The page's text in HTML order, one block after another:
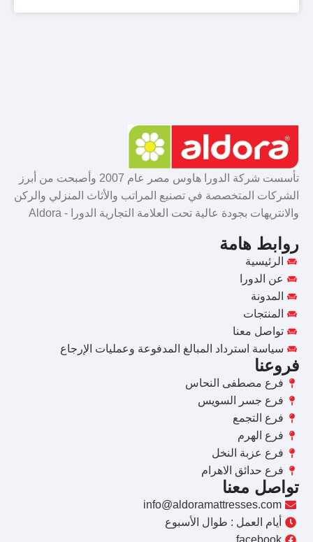
تأسست شركة الدورا هاوس مصر عام 2007 وأصبحت من أبرز
الشركات المتخصصة في تصنيع المراتب والأثاث المنزلي والركن
والانتريهات بجودة عالية تحت العلامة التجارية الدورا - Aldora
روابط هامة
الرئيسية
عن الدورا
المدونة
المنتجات
تواصل معنا
سياسة استرداد المبالغ المدفوعة وعمليات الإرجاع
فروعنا
فرع مصطفى النحاس
فرع جسر السويس
فرع التجمع
فرع الهرم
فرع عزبة النخل
فرع حدائق الاهرام
تواصل معنا
info@aldoramattresses.com
أيام العمل : طوال الأسبوع